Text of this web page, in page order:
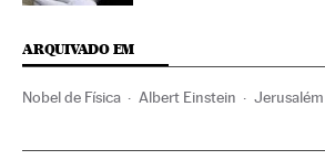
ARQUIVADO EM
Nobel de Física Albert Einstein Jerusalém